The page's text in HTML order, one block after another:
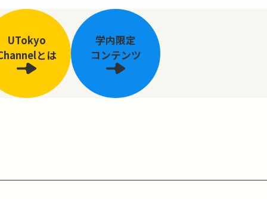
UTokyo
とは
学内限定
コンテンツ